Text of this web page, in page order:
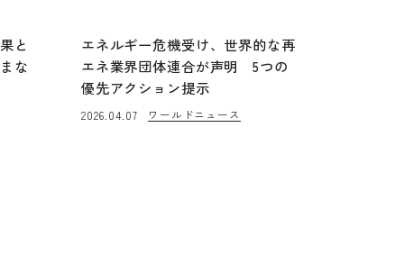
と
な
エネルギー危機受け、世界的な再
エネ業界団体連合が声明 5つの
優先アクション提示
2026.04.07 ワールドニュース